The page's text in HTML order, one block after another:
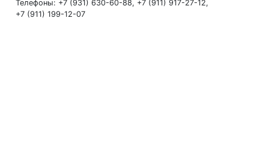
Телефоны: +7 (931) 630-60-88, +7 (911) 917-27-12,
+7 (911) 199-12-07